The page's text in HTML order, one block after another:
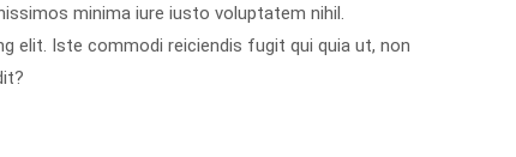
minima iure iusto voluptatem nihil.
elit. Iste commodi reiciendis fugit qui quia ut, non